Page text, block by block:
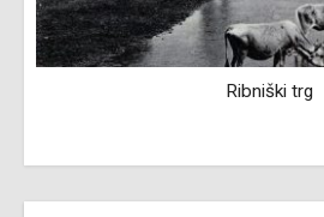
Ribniški trg